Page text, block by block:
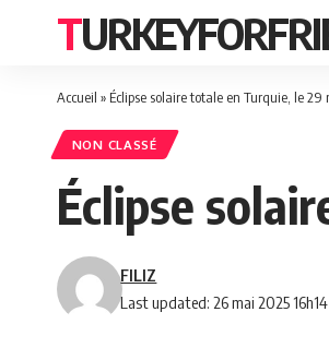
Accueil » Éclipse solaire totale en Turquie, le
NON CLASSÉ
Éclipse
Last updated: 26 mai 2025 16h14
FILIZ